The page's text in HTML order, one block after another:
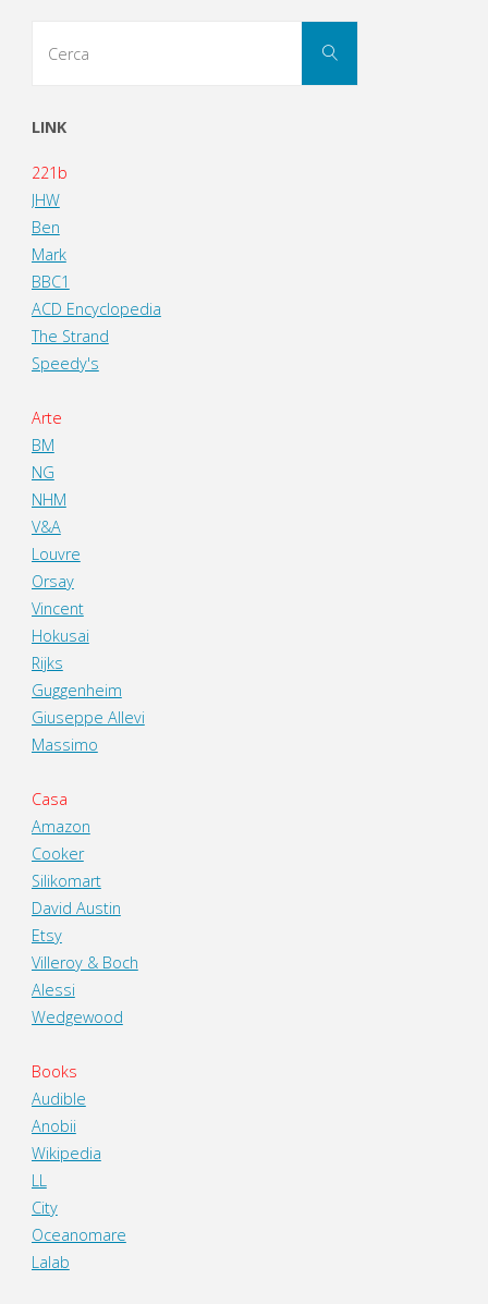
Cerca
LINK
221b
JHW
Ben
Mark
BBC1
ACD Encyclopedia
The Strand
Speedy's
Arte
BM
NG
NHM
V&A
Louvre
Orsay
Vincent
Hokusai
Rijks
Guggenheim
Giuseppe Allevi
Massimo
Casa
Amazon
Cooker
Silikomart
David Austin
Etsy
Villeroy & Boch
Alessi
Wedgewood
Books
Audible
Anobii
Wikipedia
LL
City
Oceanomare
Lalab